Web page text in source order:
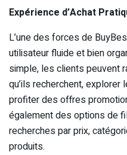
Expérience d’Achat
L’une des forces de
utilisateur fluide et bien
simple, les clients peuvent
qu’ils recherchent,
profiter des offres
également des options de
recherches par prix,
produits.